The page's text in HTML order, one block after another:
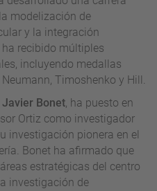
modelización de
y la integración
recibido múltiples
incluyendo medallas
Timoshenko y Hill.
Javier Bonet, ha puesto en
Ortiz como investigador
investigación pionera en el
Bonet ha afirmado que
estratégicas del centro
investigación de